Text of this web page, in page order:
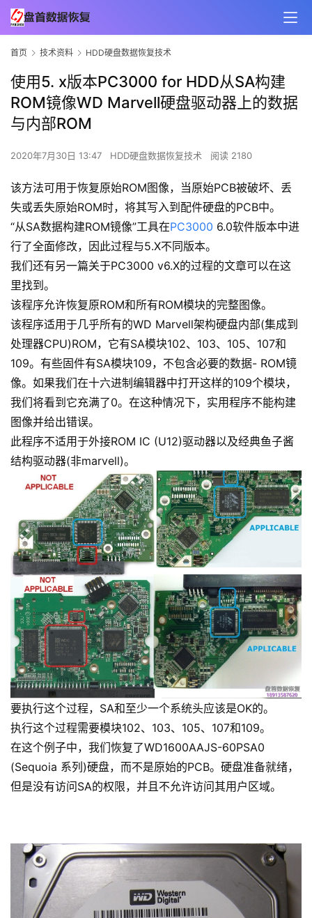
首页 技术资料 HDD硬盘数据恢复技术
使用5. x版本PC3000 for HDD从SA构建
ROM镜像WD Marvell硬盘驱动器上的数据
与内部ROM
2020年7月30日 13:47 HDD硬盘数据恢复技术 阅读 2180
该方法可用于恢复原始ROM图像，当原始PCB被破坏、丢
失或丢失原始ROM时，将其写入到配件硬盘的PCB中。
“从SA数据构建ROM镜像”工具在PC3000 6.0软件版本中进
行了全面修改，因此过程与5.X不同版本。
我们还有另一篇关于PC3000 v6.X的过程的文章可以在这
里找到。
该程序允许恢复原ROM和所有ROM模块的完整图像。
该程序适用于几乎所有的WD Marvell架构硬盘内部(集成到
处理器CPU)ROM，它有SA模块102、103、105、107和
109。有些固件有SA模块109，不包含必要的数据- ROM镜
像。如果我们在十六进制编辑器中打开这样的109个模块，
我们将看到它充满了0。在这种情况下，实用程序不能构建
图像并给出错误。
此程序不适用于外接ROM IC (U12)驱动器以及经典鱼子酱
结构驱动器(非marvell)。
要执行这个过程，SA和至少一个系统头应该是OK的。
执行这个过程需要模块102、103、105、107和109。
在这个例子中，我们恢复了WD1600AAJS-60PSA0
(Sequoia 系列)硬盘，而不是原始的PCB。硬盘准备就绪，
但是没有访问SA的权限，并且不允许访问其用户区域。